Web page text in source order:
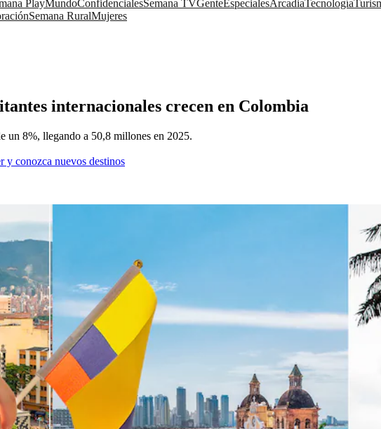
PlayMundoConfidencialesSemana TVGenteEspecialesArcadiaTecnología
Semana RuralMujeres
internacionales crecen en Colombia
un 8%, llegando a 50,8 millones en 2025.
y conozca nuevos destinos